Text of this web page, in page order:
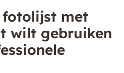
fotolijst met
wilt gebruiken